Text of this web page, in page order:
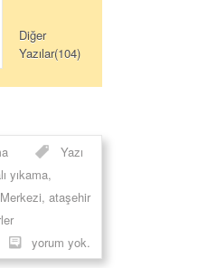
Diğer
Yazılar(104)
Yazı
yıkama,
, ataşehir
yorum yok.